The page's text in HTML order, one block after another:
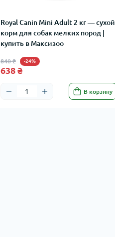
Royal Canin Mini Adult 2 кг — сухой
корм для собак мелких пород |
купить в Максизоо
840 ₴ -24%
638 ₴
В корзину